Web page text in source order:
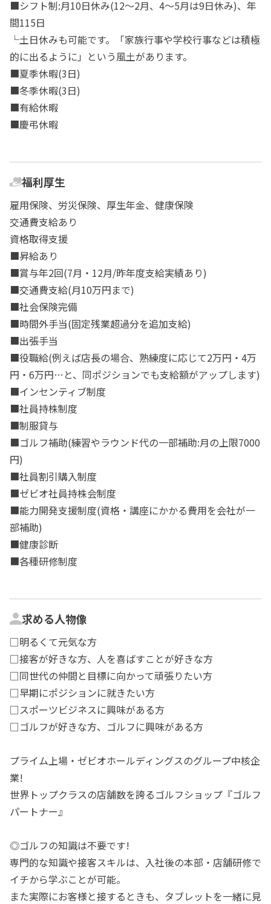
■シフト制:月10日休み(12～2月、4～5月は9日休み)、年
間115日
└土日休みも可能です。「家族行事や学校行事などは積極
的に出るように」という風土があります。
■夏季休暇(3日)
■冬季休暇(3日)
■有給休暇
■慶弔休暇
福利厚生
雇用保険、労災保険、厚生年金、健康保険
交通費支給あり
資格取得支援
■昇給あり
■賞与年2回(7月・12月/昨年度支給実績あり)
■交通費支給(月10万円まで)
■社会保険完備
■時間外手当(固定残業超過分を追加支給)
■出張手当
■役職給(例えば店長の場合、熟練度に応じて2万円・4万
円・6万円…と、同ポジションでも支給額がアップします)
■インセンティブ制度
■社員持株制度
■制服貸与
■ゴルフ補助(練習やラウンド代の一部補助:月の上限7000
円)
■社員割引購入制度
■ゼビオ社員持株会制度
■能力開発支援制度(資格・講座にかかる費用を会社が一
部補助)
■健康診断
■各種研修制度
求める人物像
□明るくて元気な方
□接客が好きな方、人を喜ばすことが好きな方
□同世代の仲間と目標に向かって頑張りたい方
□早期にポジションに就きたい方
□スポーツビジネスに興味がある方
□ゴルフが好きな方、ゴルフに興味がある方
プライム上場・ゼビオホールディングスのグループ中核企
業!
世界トップクラスの店舗数を誇るゴルフショップ『ゴルフ
パートナー』
◎ゴルフの知識は不要です!
専門的な知識や接客スキルは、入社後の本部・店舗研修で
イチから学ぶことが可能。
また実際にお客様と接するときも、タブレットを一緒に見